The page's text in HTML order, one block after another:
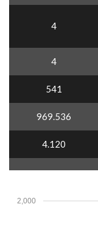
4
4
541
969.536
4.120
2,000